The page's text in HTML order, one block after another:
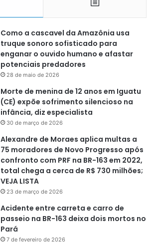
Como a cascavel da Amazônia usa
truque sonoro sofisticado para
enganar o ouvido humano e afastar
potenciais predadores
28 de maio de 2026
Morte de menina de 12 anos em Iguatu
(CE) expõe sofrimento silencioso na
infância, diz especialista
30 de março de 2026
Alexandre de Moraes aplica multas a
75 moradores de Novo Progresso após
confronto com PRF na BR-163 em 2022,
total chega a cerca de R$ 730 milhões;
VEJA LISTA
23 de março de 2026
Acidente entre carreta e carro de
passeio na BR-163 deixa dois mortos no
Pará
7 de fevereiro de 2026